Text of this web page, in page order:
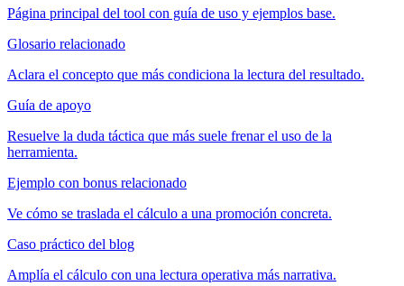
Página principal del tool con guía de uso y ejemplos base.
Glosario relacionado
Aclara el concepto que más condiciona la lectura del resultado.
Guía de apoyo
Resuelve la duda táctica que más suele frenar el uso de la
herramienta.
Ejemplo con bonus relacionado
Ve cómo se traslada el cálculo a una promoción concreta.
Caso práctico del blog
Amplía el cálculo con una lectura operativa más narrativa.